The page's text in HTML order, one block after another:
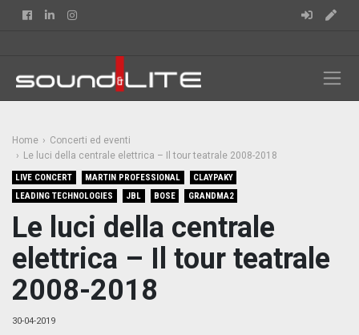
FacebookLinkedin
Home
Concerti ed eventi
Le luci della centrale elettrica – Il tour teatrale 2008-2018
LIVE CONCERT MARTIN PROFESSIONAL
CLAYPAKY
LEADING TECHNOLOGIES
JBL BOSE GRANDMA2
Le luci della centrale
elettrica – Il tour teatrale
2008-2018
30-04-2019